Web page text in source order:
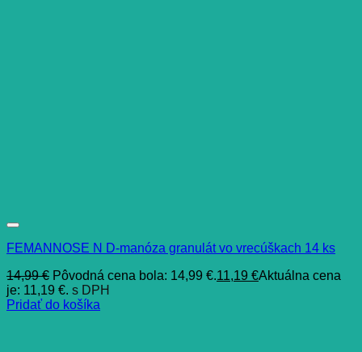
FEMANNOSE N D-manóza granulát vo vrecúškach 14 ks
14,99€ Pôvodná cena bola: 14,99 €.11,19 €Aktuálna cena
je: 11,19 €. s DPH
Pridať do košíka